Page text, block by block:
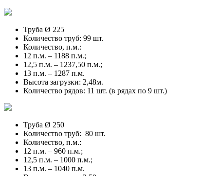
Труба Ø 225
Количество труб: 99 шт.
Количество, п.м.:
12 п.м. – 1188 п.м.;
12,5 п.м. – 1237,50 п.м.;
13 п.м. – 1287 п.м.
Высота загрузки: 2,48м.
Количество рядов: 11 шт. (в рядах по 9 шт.)
Труба Ø 250
Количество труб: 80 шт.
Количество, п.м.:
12 п.м. – 960 п.м.;
12,5 п.м. – 1000 п.м.;
13 п.м. – 1040 п.м.